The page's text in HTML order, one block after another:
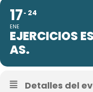
17
ENE
24
EJERCICIOS
AS.
Detalles del